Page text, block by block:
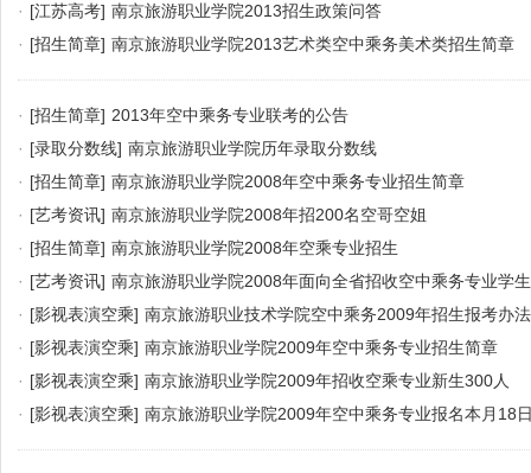
· [江苏高考] 南京旅游职业学院2013招生政策问答
· [招生简章] 南京旅游职业学院2013艺术类空中乘务美术类招生简章
· [招生简章] 2013年空中乘务专业联考的公告
· [录取分数线] 南京旅游职业学院历年录取分数线
· [招生简章] 南京旅游职业学院2008年空中乘务专业招生简章
· [艺考资讯] 南京旅游职业学院2008年招200名空哥空姐
· [招生简章] 南京旅游职业学院2008年空乘专业招生
· [艺考资讯] 南京旅游职业学院2008年面向全省招收空中乘务专业学生
· [影视表演空乘] 南京旅游职业技术学院空中乘务2009年招生报考办
· [影视表演空乘] 南京旅游职业学院2009年空中乘务专业招生简章
· [影视表演空乘] 南京旅游职业学院2009年招收空乘专业新生300人
· [影视表演空乘] 南京旅游职业学院2009年空中乘务专业报名本月18